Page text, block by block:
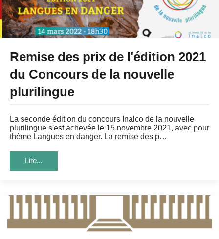
Remise des prix de l'édition 2021
du Concours de la nouvelle
plurilingue
La seconde édition du concours Inalco de la nouvelle
plurilingue s'est achevée le 15 novembre 2021, avec pour
thème Langues en danger. La remise des p…
Lire...